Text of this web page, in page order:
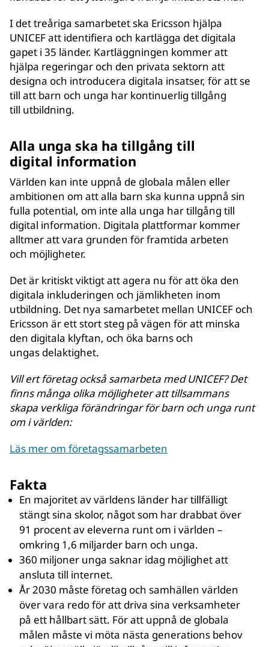
I det treåriga samarbetet ska Ericsson hjälpa
UNICEF att identifiera och kartlägga det digitala
gapet i 35 länder. Kartläggningen kommer att
hjälpa regeringar och den privata sektorn att
designa och introducera digitala insatser, för att se
till att barn och unga har kontinuerlig tillgång
till utbildning.
Alla unga ska ha tillgång till
digital information
Världen kan inte uppnå de globala målen eller
ambitionen om att alla barn ska kunna uppnå sin
fulla potential, om inte alla unga har tillgång till
digital information. Digitala plattformar kommer
alltmer att vara grunden för framtida arbeten
och möjligheter.
Det är kritiskt viktigt att agera nu för att öka den
digitala inkluderingen och jämlikheten inom
utbildning. Det nya samarbetet mellan UNICEF och
Ericsson är ett stort steg på vägen för att minska
den digitala klyftan, och öka barns och
ungas delaktighet.
Vill ert företag också samarbeta med UNICEF? Det
finns många olika möjligheter att tillsammans
skapa verkliga förändringar för barn och unga runt
om i världen:
Läs mer om företagssamarbeten
Fakta
En majoritet av världens länder har tillfälligt
stängt sina skolor, något som har drabbat över
91 procent av eleverna runt om i världen –
omkring 1,6 miljarder barn och unga.
360 miljoner unga saknar idag möjlighet att
ansluta till internet.
År 2030 måste företag och samhällen världen
över vara redo för att driva sina verksamheter
på ett hållbart sätt. För att uppnå de globala
målen måste vi möta nästa generations behov